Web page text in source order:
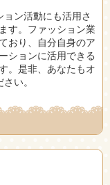
ン活動にも活用さ
す。ファッション業
おり、自分自身のア
ションに活用できる
。是非、あなたもオ
い。